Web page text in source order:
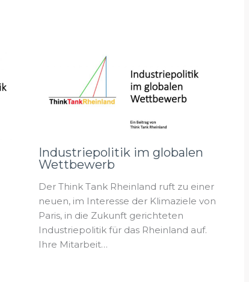
Industriepolitik im globalen
Wettbewerb
Der Think Tank Rheinland ruft zu einer
neuen, im Interesse der Klimaziele von
Paris, in die Zukunft gerichteten
Industriepolitik für das Rheinland auf.
Ihre Mitarbeit…